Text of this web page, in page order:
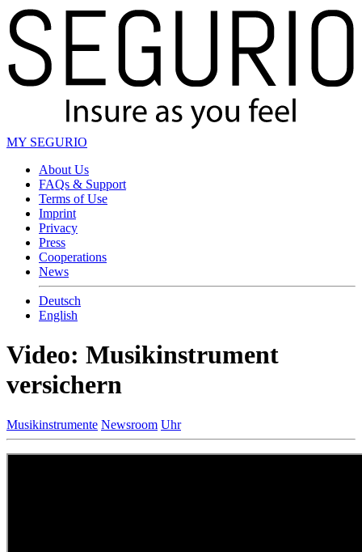
MY SEGURIO
About Us
FAQs & Support
Terms of Use
Imprint
Privacy
Press
Cooperations
News
Deutsch
English
Video: Musikinstrument
versichern
Musikinstrumente Newsroom Uhr